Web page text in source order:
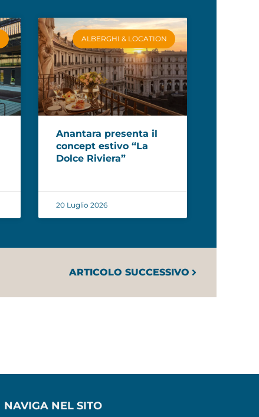
ALBERGHI & LOCATION
Anantara presenta il
concept estivo “La
Dolce Riviera”
20 Luglio 2026
ARTICOLO SUCCESSIVO
NAVIGA NEL SITO